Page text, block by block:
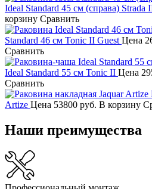
Ideal Standard 45 см (справа) Strada
корзину Сравнить
Standard 46 см Tonic II Guest Цена
Сравнить
Ideal Standard 55 см Tonic II Цена
Сравнить
Artize Цена 53800 руб. В корзину
Наши преимущества